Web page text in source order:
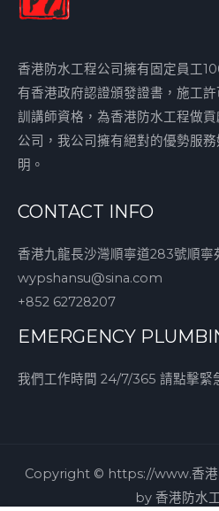
香港防水工程公司擁有固定員工
有香港政府認證頒發證書，施工
訓講師資格，為香港防水工程做
公司，我公司擁有絕對的優勢服
明。
CONTACT INFO
香港九龍長沙灣順寧道283號順寧
wypshansu@sina.com
+852 62728207
EMERGENCY
我們工作時間 24/7/365 請點擊緊
Copyright © https://www.香
by 香港防水